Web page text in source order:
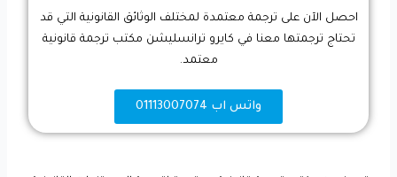
احصل الآن على ترجمة معتمدة لمختلف الوثائق القانونية التي قد
تحتاج ترجمتها معنا في كايرو ترانسليشن مكتب ترجمة قانونية
معتمد.
واتس اب 01113007074